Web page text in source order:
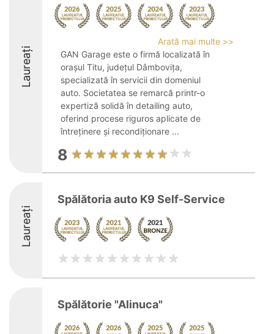
Laureați
Arată mai multe >>
GAN Garage este o firmă localizată în
orașul Titu, județul Dâmbovița,
specializată în servicii din domeniul
auto. Societatea se remarcă printr-o
expertiză solidă în detailing auto,
oferind procese riguros aplicate de
întreținere și recondiționare ...
8
Laureați
Spălătoria auto K9 Self-Service
Spălătorie "Alinuca"